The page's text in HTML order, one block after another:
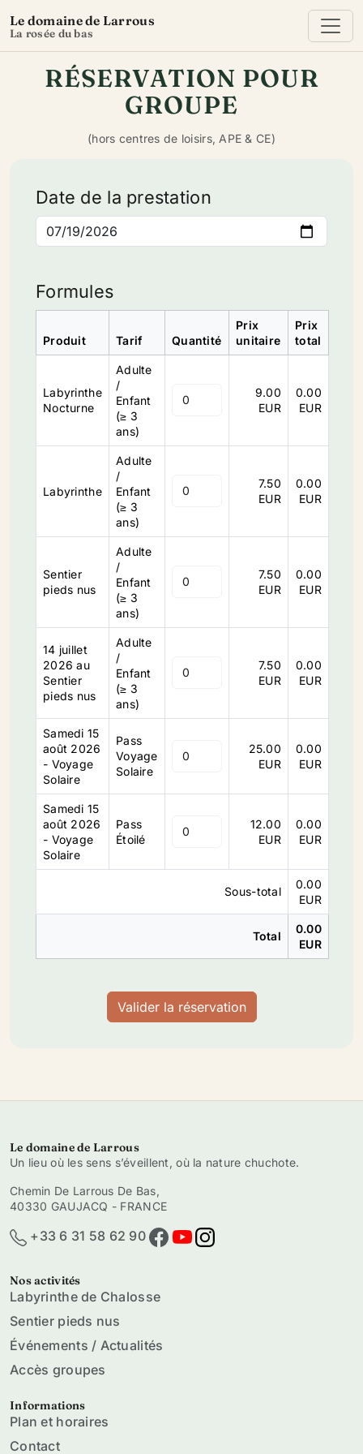
Le domaine de Larrous
La rosée du bas
RÉSERVATION POUR
GROUPE
(hors centres de loisirs, APE & CE)
Date de la prestation
Formules
Produit Tarif Quantité
Prix
unitaire
Prix
total
Labyrinthe
Nocturne
Adulte
/
Enfant
(≥ 3
ans)
9.00
EUR
0.00
EUR
Labyrinthe
Adulte
/
Enfant
(≥ 3
ans)
7.50
EUR
0.00
EUR
Sentier
pieds nus
Adulte
/
Enfant
(≥ 3
ans)
7.50
EUR
0.00
EUR
14 juillet
2026 au
Sentier
pieds nus
Adulte
/
Enfant
(≥ 3
ans)
7.50
EUR
0.00
EUR
Samedi 15
août 2026
- Voyage
Solaire
Pass
Voyage
Solaire
25.00
EUR
0.00
EUR
Samedi 15
août 2026
- Voyage
Solaire
Pass
Étoilé
12.00
EUR
0.00
EUR
Sous-total
0.00
EUR
Total
0.00
EUR
Valider la réservation
Le domaine de Larrous
Un lieu où les sens s’éveillent, où la nature chuchote.
Chemin De Larrous De Bas,
40330 GAUJACQ - FRANCE
+33 6 31 58 62 90
Nos activités
Labyrinthe de Chalosse
Sentier pieds nus
Événements / Actualités
Accès groupes
Informations
Plan et horaires
Contact